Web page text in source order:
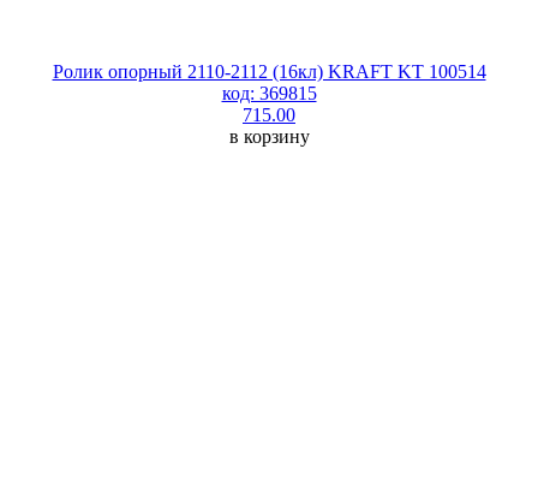
Ролик опорный 2110-2112 (16кл) KRAFT KT 100514
код: 369815
715.00
в корзину